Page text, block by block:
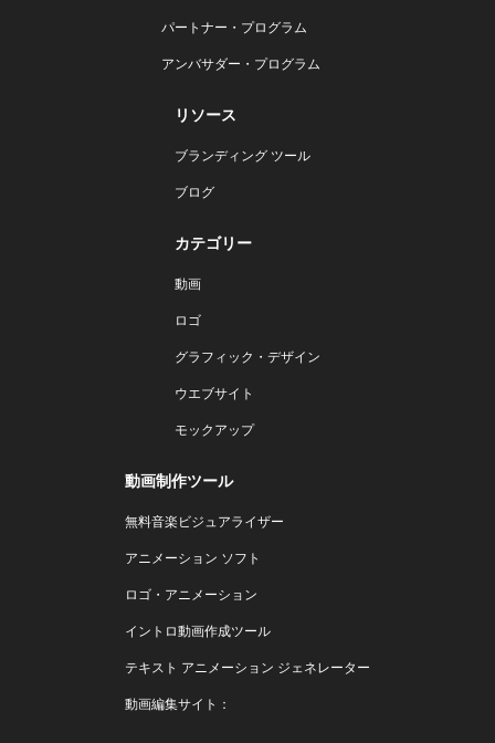
パートナー・プログラム
アンバサダー・プログラム
リソース
ブランディング ツール
ブログ
カテゴリー
動画
ロゴ
グラフィック・デザイン
ウエブサイト
モックアップ
動画制作ツール
無料音楽ビジュアライザー
アニメーション ソフト
ロゴ・アニメーション
イントロ動画作成ツール
テキスト アニメーション ジェネレーター
動画編集サイト：